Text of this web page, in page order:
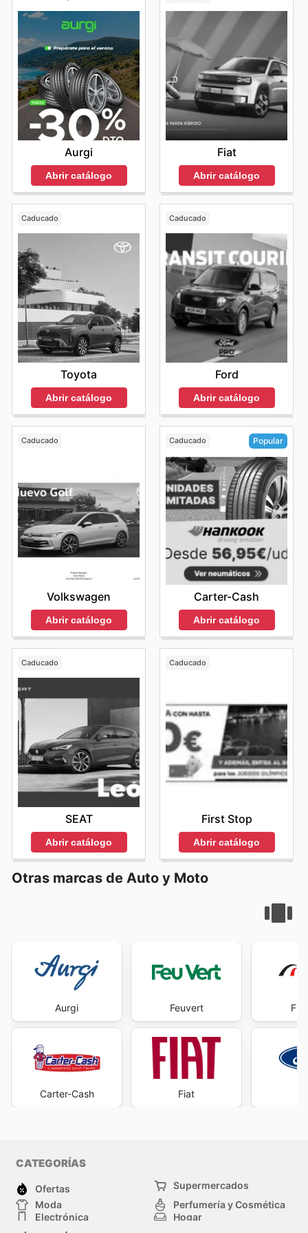
Aurgi
Abrir catálogo
Fiat
Abrir catálogo
Caducado
Toyota
Abrir catálogo
Caducado
Ford
Abrir catálogo
Caducado
Volkswagen
Abrir catálogo
Caducado Popular
Carter-Cash
Abrir catálogo
Caducado
SEAT
Abrir catálogo
Caducado
First Stop
Abrir catálogo
Otras marcas de Auto y Moto
Aurgi
Carter-Cash
Feuvert
Fiat
CATEGORÍAS
Ofertas
Supermercados
Moda
Perfumería y Cosmética
Electrónica
Hogar
Deporte